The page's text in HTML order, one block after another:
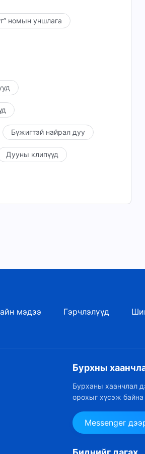
номын уншлага
Бүжигтэй найрал дуу
Дууны клипүүд
мэдээ Гэрчлэлүүд
Бурхны
Бурханы хаанчлал
орохыг хүсэж байна
Messenger